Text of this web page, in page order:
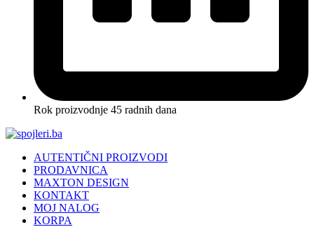
Rok proizvodnje 45 radnih dana
AUTENTIČNI PROIZVODI
PRODAVNICA
MAXTON DESIGN
KONTAKT
MOJ NALOG
KORPA